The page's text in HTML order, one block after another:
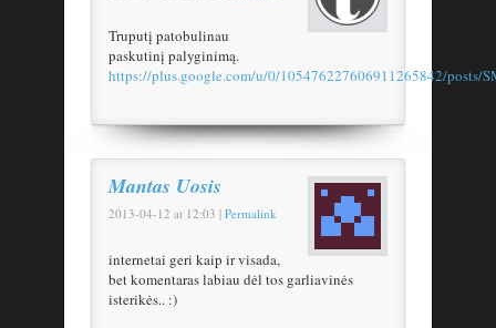
Truputį patobulinau
paskutinį palyginimą.
https://plus.google.com/u/0/105476227606911265842/posts/
Mantas Uosis
2013-04-12 at 12:03 | Permalink
internetai geri kaip ir visada,
bet komentaras labiau dėl tos garliavinės
isterikės.. :)